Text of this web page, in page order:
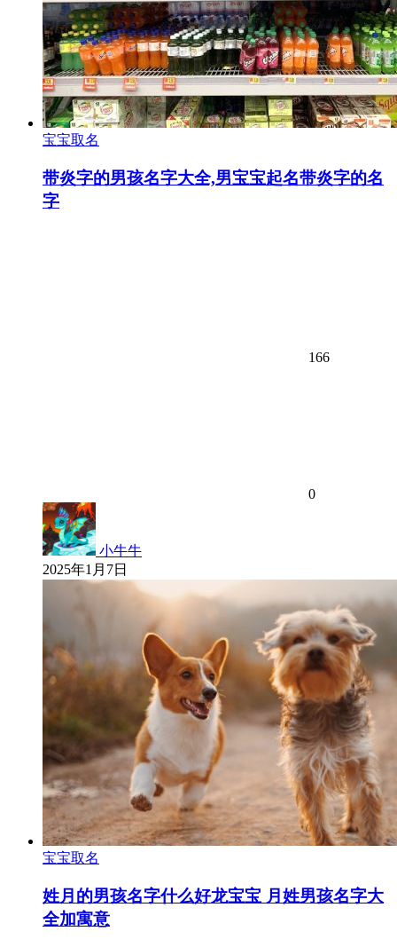
宝宝取名
带炎字的男孩名字大全,男宝宝起名带炎字的名
字
166
0
小牛牛
2025年1月7日
宝宝取名
姓月的男孩名字什么好龙宝宝 月姓男孩名字大
全加寓意